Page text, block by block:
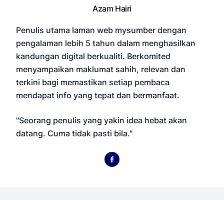
Azam Hairi
Penulis utama laman web mysumber dengan
pengalaman lebih 5 tahun dalam menghasilkan
kandungan digital berkualiti. Berkomited
menyampaikan maklumat sahih, relevan dan
terkini bagi memastikan setiap pembaca
mendapat info yang tepat dan bermanfaat.
"Seorang penulis yang yakin idea hebat akan
datang. Cuma tidak pasti bila."